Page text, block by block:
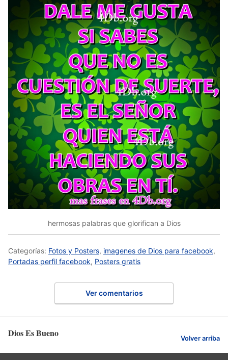
hermosas palabras que glorifican a Dios
Categorías: Fotos y Posters, imagenes de Dios para facebook,
Portadas perfil facebook, Posters gratis
Ver comentarios
Dios Es Bueno Volver arriba